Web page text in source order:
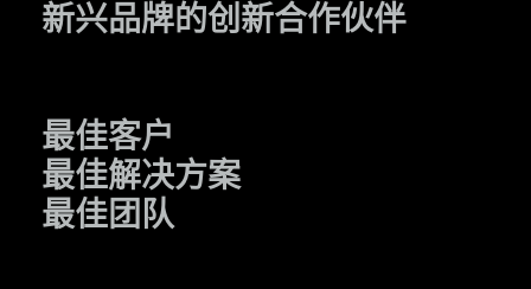
新兴品牌的创新合作伙伴
最佳客户
最佳解决方案
最佳团队